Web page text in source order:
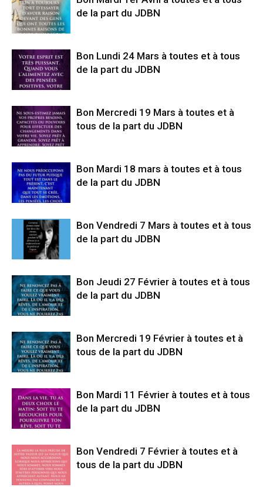
de la part du JDBN
Bon Lundi 24 Mars à toutes et à tous
de la part du JDBN
Bon Mercredi 19 Mars à toutes et à
tous de la part du JDBN
Bon Mardi 18 mars à toutes et à tous
de la part du JDBN
Bon Vendredi 7 Mars à toutes et à tous
de la part du JDBN
Bon Jeudi 27 Février à toutes et à tous
de la part du JDBN
Bon Mercredi 19 Février à toutes et à
tous de la part du JDBN
Bon Mardi 11 Février à toutes et à tous
de la part du JDBN
Bon Vendredi 7 Février à toutes et à
tous de la part du JDBN